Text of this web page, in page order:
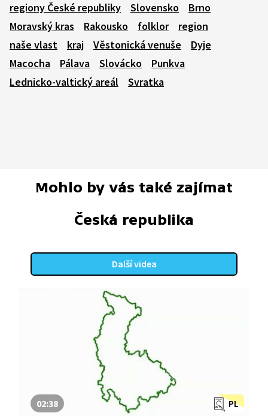
regiony České republiky
Slovensko
Brno
Moravský kras
Rakousko folklor
region
naše vlast
kraj Věstonická venuše
Dyje
Macocha
Pálava Slovácko
Punkva
Lednicko-valtický areál
Svratka
Mohlo by vás také zajímat
Česká republika
Další videa
PL
02:38